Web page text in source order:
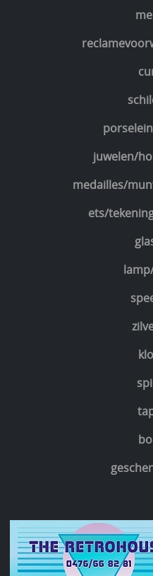
juwelen/
medailles/
ets/